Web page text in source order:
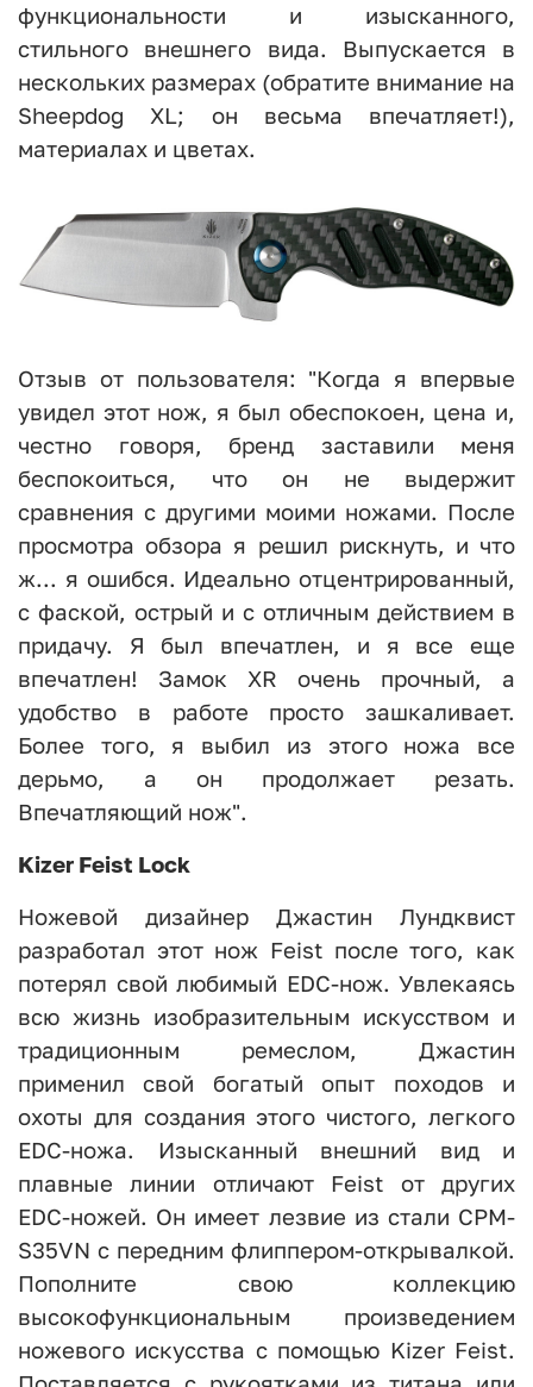
функциональности и изысканного,
стильного внешнего вида. Выпускается в
нескольких размерах (обратите внимание на
Sheepdog XL; он весьма впечатляет!),
материалах и цветах.
Отзыв от пользователя: "Когда я впервые
увидел этот нож, я был обеспокоен, цена и,
честно говоря, бренд заставили меня
беспокоиться, что он не выдержит
сравнения с другими моими ножами. После
просмотра обзора я решил рискнуть, и что
ж... я ошибся. Идеально отцентрированный,
с фаской, острый и с отличным действием в
придачу. Я был впечатлен, и я все еще
впечатлен! Замок XR очень прочный, а
удобство в работе просто зашкаливает.
Более того, я выбил из этого ножа все
дерьмо, а он продолжает резать.
Впечатляющий нож".
Kizer Feist Lock
Ножевой дизайнер Джастин Лундквист
разработал этот нож Feist после того, как
потерял свой любимый EDC-нож. Увлекаясь
всю жизнь изобразительным искусством и
традиционным ремеслом, Джастин
применил свой богатый опыт походов и
охоты для создания этого чистого, легкого
EDC-ножа. Изысканный внешний вид и
плавные линии отличают Feist от других
EDC-ножей. Он имеет лезвие из стали CPM-
S35VN с передним флиппером-открывалкой.
Пополните свою коллекцию
высокофункциональным произведением
ножевого искусства с помощью Kizer Feist.